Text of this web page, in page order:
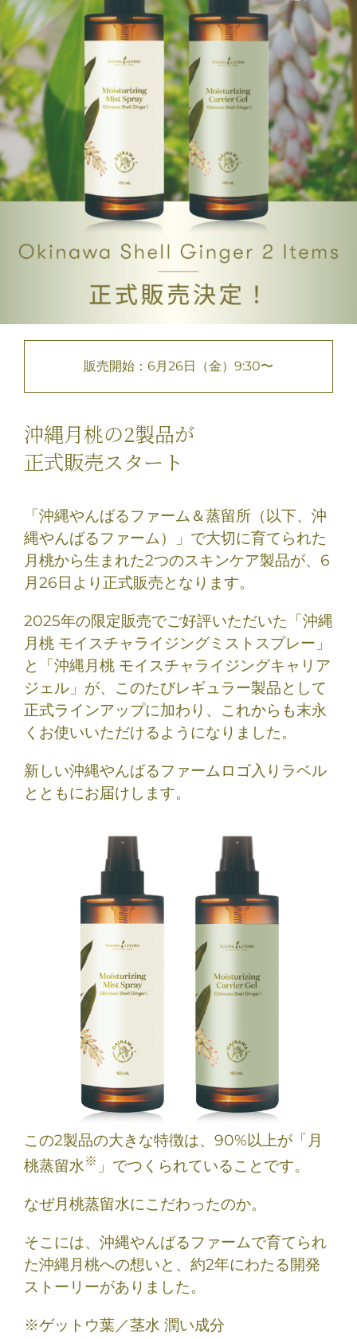
販売開始：6月26日（金）9:30〜
沖縄月桃の2製品が
正式販売スタート
「沖縄やんばるファーム＆蒸留所（以下、沖
縄やんばるファーム）」で大切に育てられた
月桃から生まれた2つのスキンケア製品が、6
月26日より正式販売となります。
2025年の限定販売でご好評いただいた「沖縄
月桃 モイスチャライジングミストスプレー」
と
「沖縄月桃 モイスチャライジングキャリア
ジェル」が、このたびレギュラー製品として
正式ラインアップに加わり、 これからも末永
くお使いいただけるようになりました。
新しい沖縄やんばるファームロゴ入りラベル
とともにお届けします。
この2製品の大きな特徴は、90%以上が「月
桃蒸留水※ 」でつくられていることです。
なぜ月桃蒸留水にこだわったのか。
そこには、沖縄やんばるファームで育てられ
た沖縄月桃への想いと、約2年にわたる開発
ストーリーがありました。
※ゲットウ葉／茎水 潤い成分